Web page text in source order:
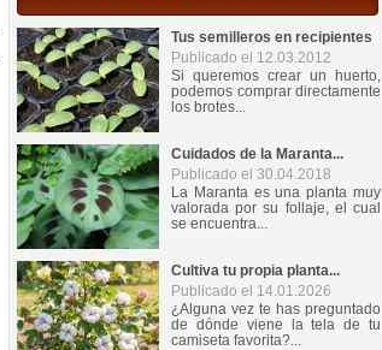
Tus semilleros en recipientes
Publicado el 12.03.2012
Si queremos crear un huerto,
podemos comprar directamente
los brotes...
Cuidados de la Maranta...
Publicado el 30.04.2018
La Maranta es una planta muy
valorada por su follaje, el cual
se encuentra...
Cultiva tu propia planta...
Publicado el 14.01.2026
¿Alguna vez te has preguntado
de dónde viene la tela de tu
camiseta favorita?...